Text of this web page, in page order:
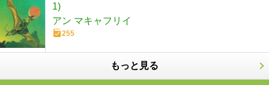
1)
アン マキャフリイ
255
もっと見る